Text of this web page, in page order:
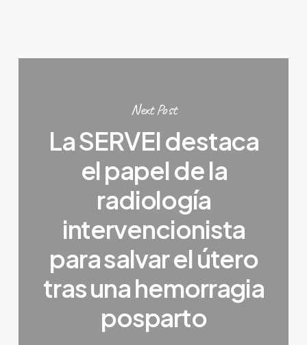
Next Post
La SERVEI destaca
el papel de la
radiología
intervencionista
para salvar el útero
tras una hemorragia
posparto